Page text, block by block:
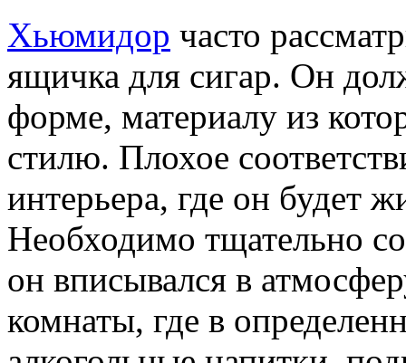
Хьюмидор часто
ящичка для сигар. Он
форме, материалу из
стилю. Плохое
интерьера, где он будет
Необходимо тщательно
он вписывался в
комнаты, где в